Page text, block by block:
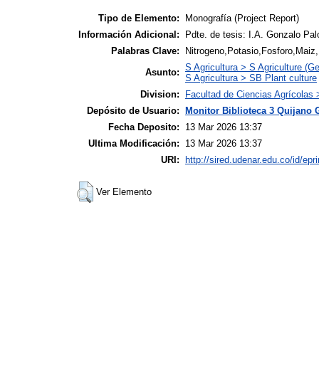
Tipo de Elemento:
Monografía (Project Report)
Información Adicional:
Pdte. de tesis: I.A. Gonzalo
Palabras Clave:
Asunto: S Agricultura > S Agriculture
S Agricultura > SB Plant culture
Division:
Facultad de Ciencias Agrícolas
Depósito de Usuario: Monitor Biblioteca 3 Quijano
Fecha Deposito:
13 Mar 2026 13:37
Ultima Modificación:
13 Mar 2026 13:37
URI: http://sired.udenar.edu.co/id/
Ver Elemento